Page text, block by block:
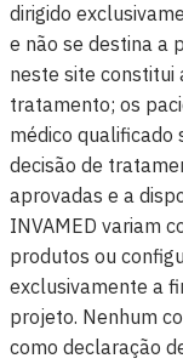
dirigido
e não se destina a
neste site constitui
tratamento; os
médico qualificado
decisão de
aprovadas e a
INVAMED variam
produtos ou
exclusivamente a
projeto. Nenhum
como declaração